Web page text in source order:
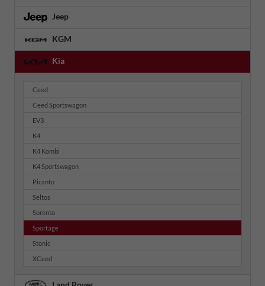
Jeep
KGM
Kia
Ceed
Ceed Sportswagon
EV3
K4
K4 Kombi
K4 Sportswagon
Picanto
Seltos
Sorento
Sportage
Stonic
XCeed